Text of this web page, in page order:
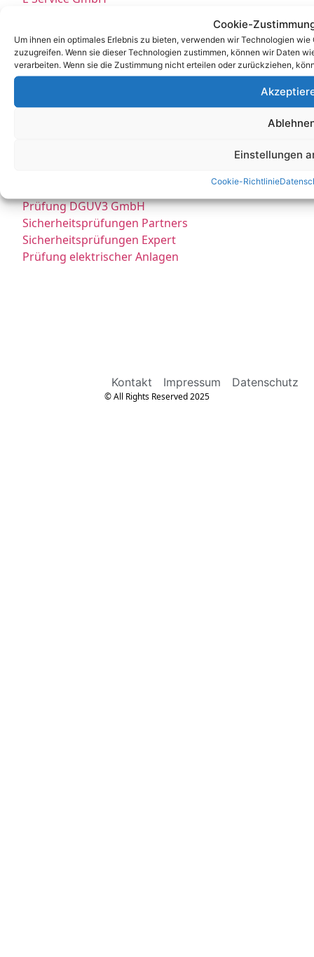
Cookie-
Um ihnen ein optimales Erlebnis zu bieten, verwenden wir Technologien
zuzugreifen. Wenn sie dieser Technologien zustimmen, können wir Daten
verarbeiten. Wenn sie die Zustimmung nicht erteilen oder zurückziehen,
Einstellungen
Cookie-Richtlinie
E Service Check Partners
Empfehlungen:
Prüfung DGUV3 GmbH
Sicherheitsprüfungen Partners
Sicherheitsprüfungen Expert
Prüfung elektrischer Anlagen
Kontakt Impressum Datenschutz
© All Rights Reserved 2025